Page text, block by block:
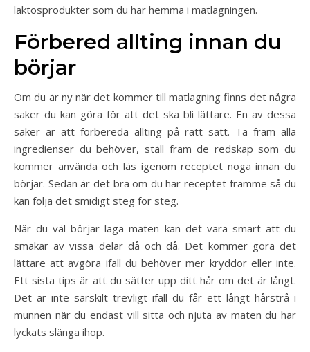
laktosprodukter som du har hemma i matlagningen.
Förbered allting innan du
börjar
Om du är ny när det kommer till matlagning finns det några
saker du kan göra för att det ska bli lättare. En av dessa
saker är att förbereda allting på rätt sätt. Ta fram alla
ingredienser du behöver, ställ fram de redskap som du
kommer använda och läs igenom receptet noga innan du
börjar. Sedan är det bra om du har receptet framme så du
kan följa det smidigt steg för steg.
När du väl börjar laga maten kan det vara smart att du
smakar av vissa delar då och då. Det kommer göra det
lättare att avgöra ifall du behöver mer kryddor eller inte.
Ett sista tips är att du sätter upp ditt hår om det är långt.
Det är inte särskilt trevligt ifall du får ett långt hårstrå i
munnen när du endast vill sitta och njuta av maten du har
lyckats slänga ihop.